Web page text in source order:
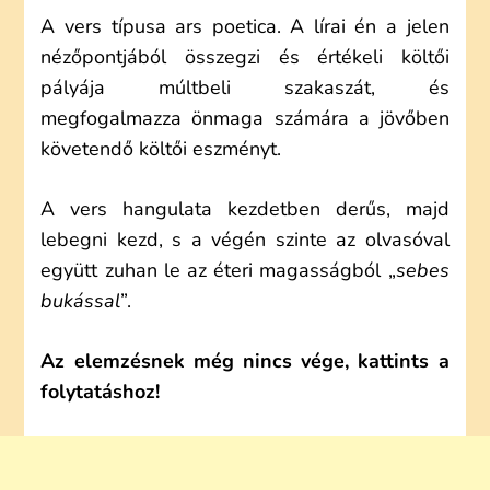
A vers típusa ars poetica. A lírai én a jelen
nézőpontjából összegzi és értékeli költői
pályája múltbeli szakaszát, és
megfogalmazza önmaga számára a jövőben
követendő költői eszményt.
A vers hangulata kezdetben derűs, majd
lebegni kezd, s a végén szinte az olvasóval
együtt zuhan le az éteri magasságból „sebes
bukással”.
Az elemzésnek még nincs vége, kattints a
folytatáshoz!